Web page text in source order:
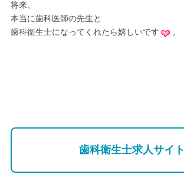
将来、
本当に歯科医師の先生と
歯科衛生士になってくれたら嬉しいです
。
歯科衛生士求人サイト